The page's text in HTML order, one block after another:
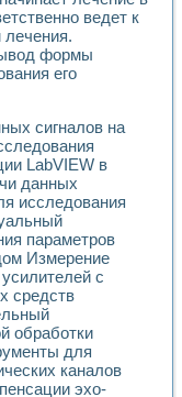
в среде
проекта
решателей
практикумов
образования и
по электротехнике
частотного анализа
«Технологии
программе «Прикладная
постоянного тока
ИИС на базе
ведет к
лечения.
формы
его
сигналов на
LabVIEW в
данных
исследования
параметров
Измерение
с
средств
обработки
для
каналов
эхо-